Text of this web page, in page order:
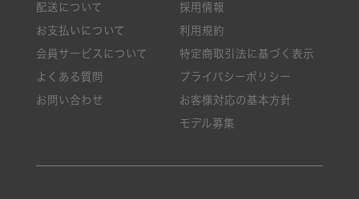
配送について
お支払いについて
会員サービスについて
よくある質問
お問い合わせ
採用情報
利用規約
特定商取引法に基づく表示
プライバシーポリシー
お客様対応の基本方針
モデル募集